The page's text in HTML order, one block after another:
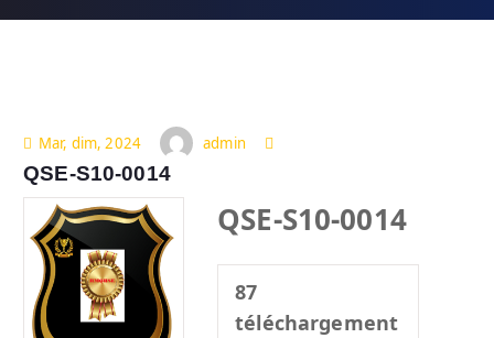
Mar, dim, 2024 admin
QSE-S10-0014
QSE-S10-0014
87
téléchargement